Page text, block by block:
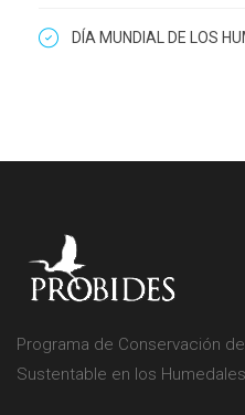
DÍA MUNDIAL DE LOS
Programa de Conservación
Sustentable en los